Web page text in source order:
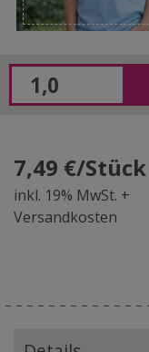
7,49 €/Stück
inkl. 19% MwSt. +
Versandkosten